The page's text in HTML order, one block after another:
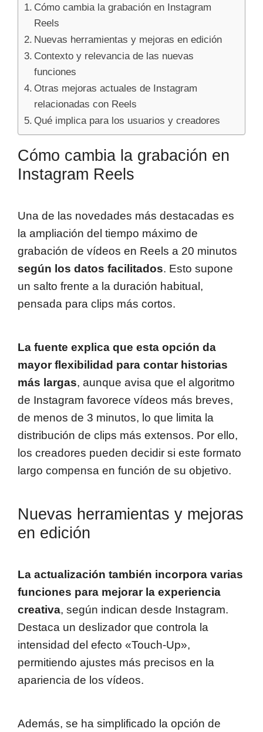
Cómo cambia la grabación en Instagram
Reels
Nuevas herramientas y mejoras en edición
Contexto y relevancia de las nuevas
funciones
Otras mejoras actuales de Instagram
relacionadas con Reels
Qué implica para los usuarios y creadores
Cómo cambia la grabación en
Instagram Reels
Una de las novedades más destacadas es
la ampliación del tiempo máximo de
grabación de vídeos en Reels a 20 minutos
según los datos facilitados. Esto supone
un salto frente a la duración habitual,
pensada para clips más cortos.
La fuente explica que esta opción da
mayor flexibilidad para contar historias
más largas, aunque avisa que el algoritmo
de Instagram favorece vídeos más breves,
de menos de 3 minutos, lo que limita la
distribución de clips más extensos. Por ello,
los creadores pueden decidir si este formato
largo compensa en función de su objetivo.
Nuevas herramientas y mejoras
en edición
La actualización también incorpora varias
funciones para mejorar la experiencia
creativa, según indican desde Instagram.
Destaca un deslizador que controla la
intensidad del efecto «Touch-Up»,
permitiendo ajustes más precisos en la
apariencia de los vídeos.
Además, se ha simplificado la opción de